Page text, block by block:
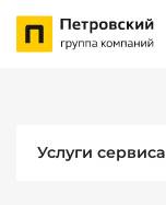
Услуги сервиса